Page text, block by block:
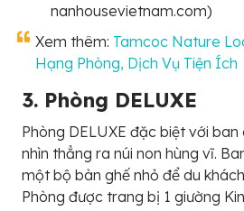
nanhousevietnam.com)
Xem thêm: Tamcoc Nature
Hạng Phòng, Dịch Vụ Tiện Ích
3. Phòng DELUXE
Phòng DELUXE đặc biệt với
nhìn thẳng ra núi non hùng vĩ.
một bộ bàn ghế nhỏ để du
Phòng được trang bị 1 giường